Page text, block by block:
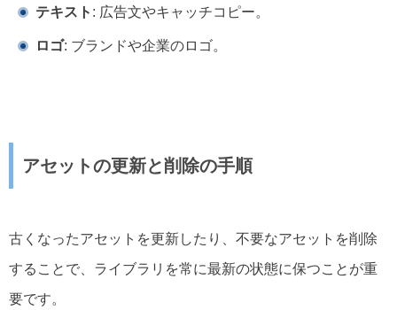
テキスト : 広告文やキャッチコピー。
ロゴ: ブランドや企業のロゴ。
アセットの更新と削除の手順
古くなったアセットを更新したり、不要なアセットを削除
することで、ライブラリを常に最新の状態に保つことが重
要です。